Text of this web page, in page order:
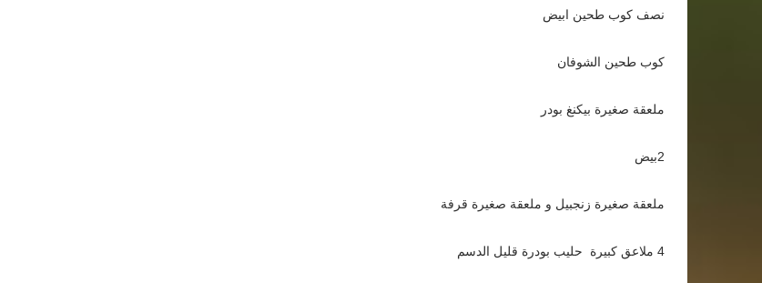
نصف كوب طحين ابيض
كوب طحين الشوفان
ملعقة صغيرة بيكنغ بودر
2بيض
ملعقة صغيرة زنجبيل و ملعقة صغيرة قرفة
4 ملاعق كبيرة حليب بودرة قليل الدسم